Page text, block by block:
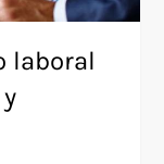
laboral